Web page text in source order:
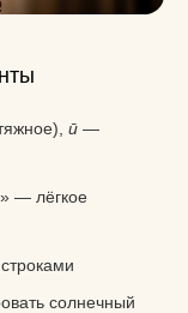
ū —
— лёгкое
солнечный